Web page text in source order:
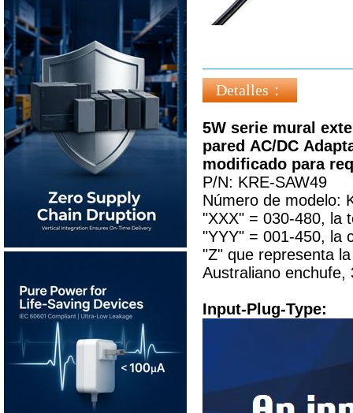
Detalles：
5W serie mural
pared AC/DC
modificado para
P/N: KRE-SAW49
Número de modelo:
"XXX" = 030-480, la
"YYY" = 001-450, la
"Z" que representa
Australiano
Input-Plug-Type: